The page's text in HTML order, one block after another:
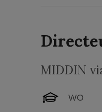
MIDDIN
WO